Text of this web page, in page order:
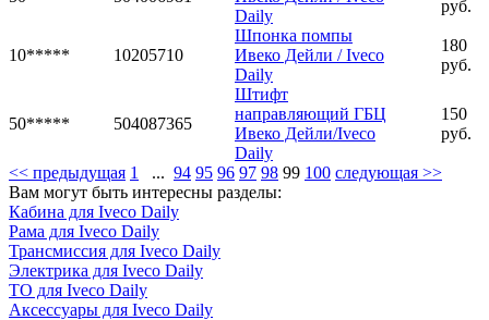
Daily
руб.
10***** 10205710
Шпонка помпы
Ивеко Дейли / Iveco
Daily
180
руб.
50***** 504087365
Штифт
направляющий ГБЦ
Ивеко Дейли/Iveco
Daily
150
руб.
<< предыдущая 1 ... 94 95 96 97 98 99 100 следующая >>
Вам могут быть интересны разделы:
Кабина для Iveco Daily
Рама для Iveco Daily
Трансмиссия для Iveco Daily
Электрика для Iveco Daily
ТО для Iveco Daily
Аксессуары для Iveco Daily